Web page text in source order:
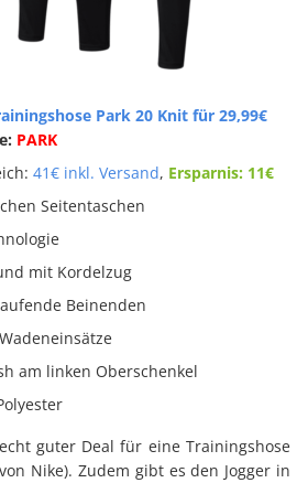
Park 20 Knit für 29,99€
PARK
41€ inkl. Versand, Ersparnis: 11€
Seitentaschen
mit Kordelzug
Beinenden
am linken Oberschenkel
guter Deal für eine Trainingshose
Nike). Zudem gibt es den Jogger in